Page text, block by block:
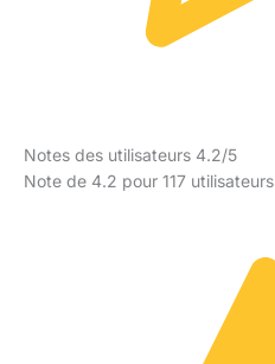
Notes des utilisateurs 4.2/5
Note de 4.2 pour 117 utilisateurs